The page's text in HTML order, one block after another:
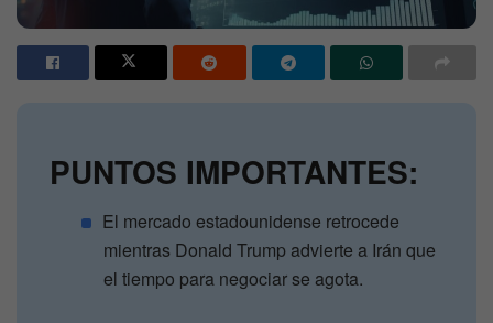
PUNTOS IMPORTANTES:
El mercado estadounidense retrocede
mientras Donald Trump advierte a Irán que
el tiempo para negociar se agota.